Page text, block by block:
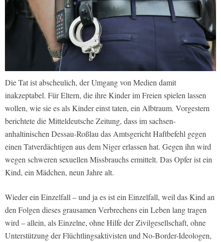
Die Tat ist abscheulich, der Umgang von Medien damit
inakzeptabel. Für Eltern, die ihre Kinder im Freien spielen lassen
wollen, wie sie es als Kinder einst taten, ein Albtraum. Vorgestern
berichtete die Mitteldeutsche Zeitung, dass im sachsen-
anhaltinischen Dessau-Roßlau das Amtsgericht Haftbefehl gegen
einen Tatverdächtigen aus dem Niger erlassen hat. Gegen ihn wird
wegen schweren sexuellen Missbrauchs ermittelt. Das Opfer ist ein
Kind, ein Mädchen, neun Jahre alt.
Wieder ein Einzelfall – und ja es ist ein Einzelfall, weil das Kind an
den Folgen dieses grausamen Verbrechens ein Leben lang tragen
wird – allein, als Einzelne, ohne Hilfe der Zivilgesellschaft, ohne
Unterstützung der Flüchtlingsaktivisten und No-Border-Ideologen,